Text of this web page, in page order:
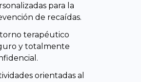
para la
de recaídas.
terapéutico
y totalmente
orientadas al